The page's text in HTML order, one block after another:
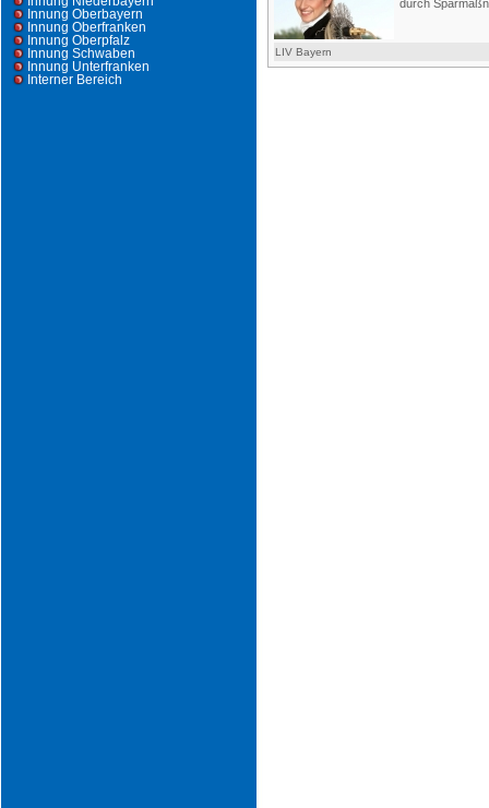
Innung Oberbayern
Innung Oberfranken
Innung Oberpfalz
Innung Schwaben
Innung Unterfranken
Interner Bereich
durch
LIV Bayern